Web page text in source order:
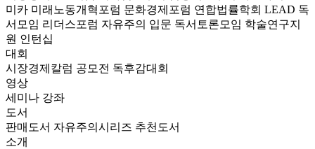
미카 미래노동개혁포럼 문화경제포럼 연합법률학회 LEAD 독
서모임 리더스포럼 자유주의 입문 독서토론모임 학술연구지
원 인턴십
대회
시장경제칼럼 공모전 독후감대회
영상
세미나 강좌
도서
판매도서 자유주의시리즈 추천도서
소개